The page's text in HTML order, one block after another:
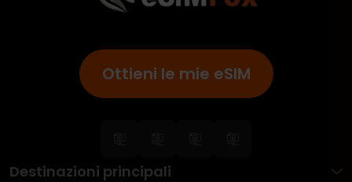
Ottieni le mie eSIM
Destinazioni principali